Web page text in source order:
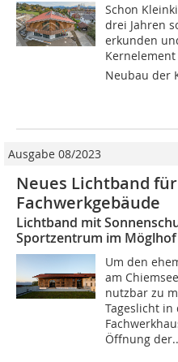
Schon
drei Jahren
erkunden
Kernelement
Neubau der
Ausgabe 08/2023
Neues Lichtband
Fachwerkgebäude
Lichtband mit
Sportzentrum im Möglhof
Um den
am
nutzbar zu
Tageslicht
Öffnung